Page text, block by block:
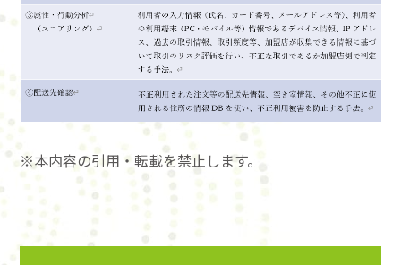
※本内容の引用・転載を禁止します。